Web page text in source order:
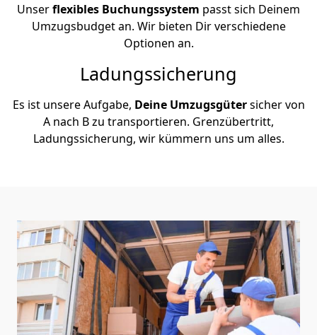
Unserflexibles Buchungssystem passt sich Deinem
Umzugsbudget an. Wir bieten Dir verschiedene
Optionen an.
Ladungssicherung
Es ist unsere Aufgabe, Deine Umzugsgütersicher von
A nach B zu transportieren. Grenzübertritt,
Ladungssicherung, wir kümmern uns um alles.